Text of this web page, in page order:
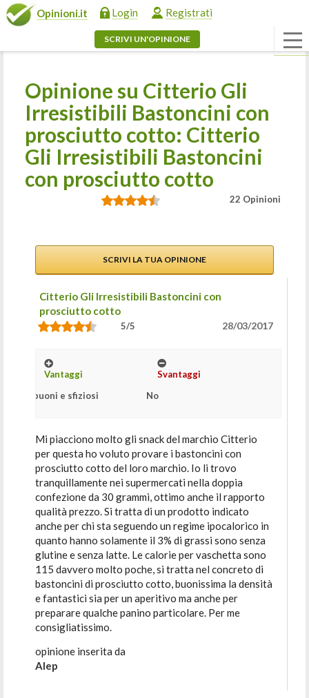
Opinioni.it Login Registrati
SCRIVI UN'OPINIONE
Opinione su Citterio Gli
Irresistibili Bastoncini con
prosciutto cotto: Citterio
Gli Irresistibili Bastoncini
con prosciutto cotto
22 Opinioni
SCRIVI LA TUA OPINIONE
Citterio Gli Irresistibili Bastoncini con
prosciutto cotto
5/5 28/03/2017
Vantaggi
buoni e sfiziosi
Svantaggi
No
Mi piacciono molto gli snack del marchio Citterio
per questa ho voluto provare i bastoncini con
prosciutto cotto del loro marchio. Io li trovo
tranquillamente nei supermercati nella doppia
confezione da 30 grammi, ottimo anche il rapporto
qualità prezzo. Si tratta di un prodotto indicato
anche per chi sta seguendo un regime ipocalorico in
quanto hanno solamente il 3% di grassi sono senza
glutine e senza latte. Le calorie per vaschetta sono
115 davvero molto poche, si tratta nel concreto di
bastoncini di prosciutto cotto, buonissima la densità
e fantastici sia per un aperitivo ma anche per
preparare qualche panino particolare. Per me
consigliatissimo.
opinione inserita da
Alep